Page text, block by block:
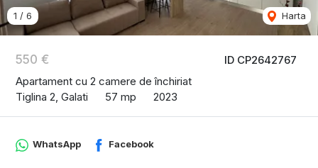
ID CP2642767
550 €
Apartament cu 2 camere de închiriat
Tiglina 2, Galati
57 mp 2023
1 / 6 Harta
WhatsApp Facebook